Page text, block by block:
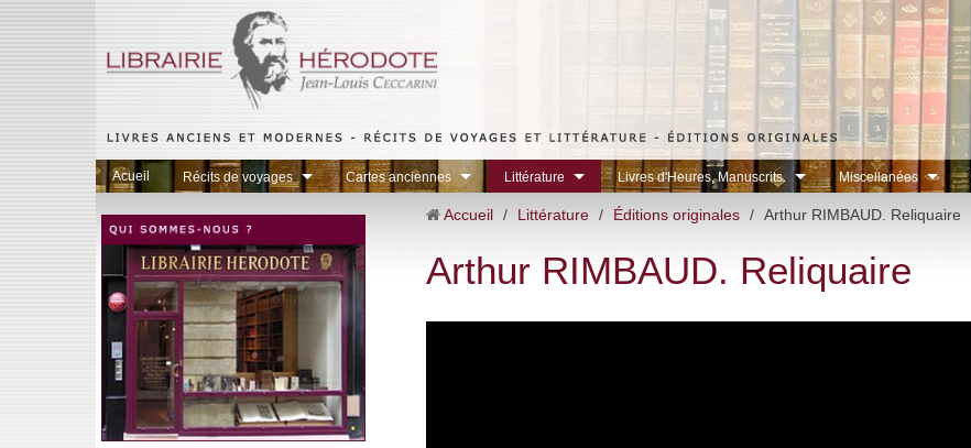
Acueil Récits de voyages Cartes anciennes Littérature Livres d'Heures, Manuscrits. Miscellanées
Accueil / Littérature / Éditions originales / Arthur RIMBAUD. Reliquaire
Arthur RIMBAUD. Reliquaire